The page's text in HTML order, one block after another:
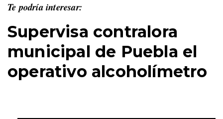
Te podría interesar:
Supervisa contralora
municipal de Puebla el
operativo alcoholímetro